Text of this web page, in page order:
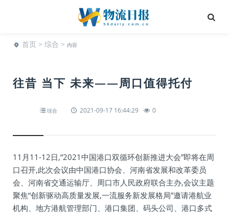
首页 > 综合 > 内容
往昔 当下 未来——周口值得托付
综合 2021-09-17 16:44:29 0
11月11-12日,“2021中国港口双循环创新推进大会”即将在周
口召开,此次会议由中国港口协会、河南省发展和改革委员
会、河南省交通运输厅、周口市人民政府联合主办,会议主题
聚焦“创新驱动高质量发展,一流服务新发展格局”邀请港航业
机构、地方港航管理部门、港口集团、码头公司、港口多式